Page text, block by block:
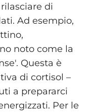
di
Ad esempio,
noto come la
Questa è
di cortisol –
a prepararci
Per le